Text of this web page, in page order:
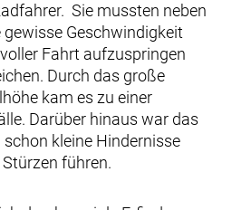
Sie mussten neben
gewisse Geschwindigkeit
Fahrt aufzuspringen
Durch das große
kam es zu einer
Darüber hinaus war das
kleine Hindernisse
führen.